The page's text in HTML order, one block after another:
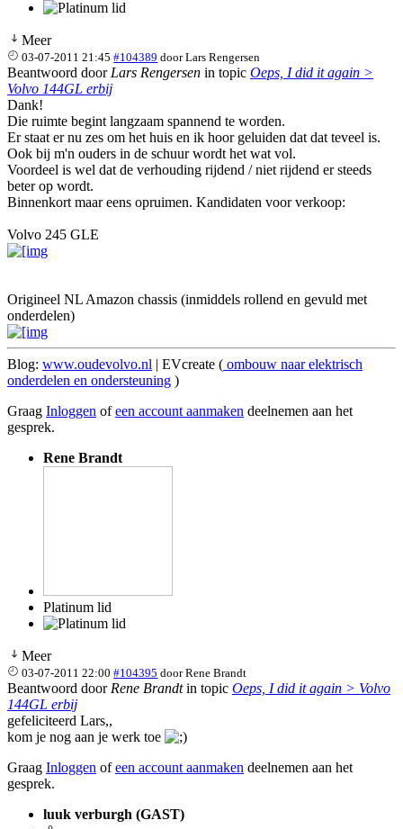
Meer
03-07-2011 21:45 #104389 doorLars Rengersen
Beantwoord door Lars Rengersen in topic Oeps, I did it again >
Volvo 144GL erbij
Dank!
Die ruimte begint langzaam spannend te worden.
Er staat er nu zes om het huis en ik hoor geluiden dat dat teveel is.
Ook bij m'n ouders in de schuur wordt het wat vol.
Voordeel is wel dat de verhouding rijdend / niet rijdend er steeds
beter op wordt.
Binnenkort maar eens opruimen. Kandidaten voor verkoop:
Volvo 245 GLE
Origineel NL Amazon chassis (inmiddels rollend en gevuld met
onderdelen)
Blog: www.oudevolvo.nl | EVcreate ( ombouw naar elektrisch
onderdelen en ondersteuning )
Graag Inloggen ofeen account aanmaken deelnemen aan het
gesprek.
Rene Brandt
Platinum lid
Meer
03-07-2011 22:00 #104395 doorRene Brandt
Beantwoord door Rene Brandtin topic Oeps, I did it again > Volvo
144GL erbij
gefeliciteerd Lars,,
kom je nog aan je werk toe
Graag Inloggen ofeen account aanmaken deelnemen aan het
gesprek.
luuk verburgh (GAST)